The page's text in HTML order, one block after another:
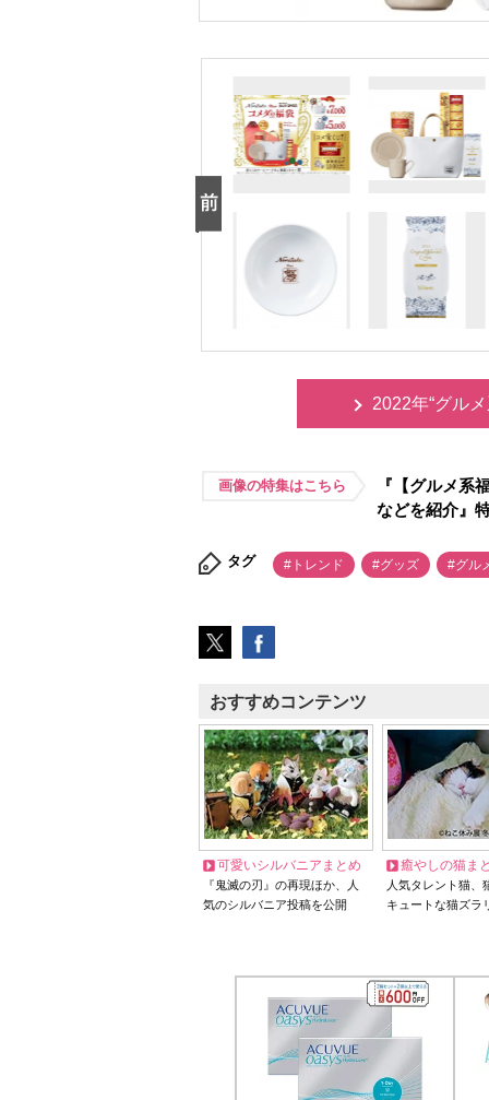
2022年“グル
画像の特集はこちら
『【グルメ系
などを紹介』
タグ #トレンド #グッズ #グル
おすすめコンテンツ
可愛いシルバニアまとめ
『鬼滅の刃』の再現ほか、人
気のシルバニア投稿を公開
癒やしの猫ま
人気タレント猫
キュートな猫ズラ